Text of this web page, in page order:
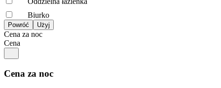
Biurko
Cena za noc
Cena
Cena za noc